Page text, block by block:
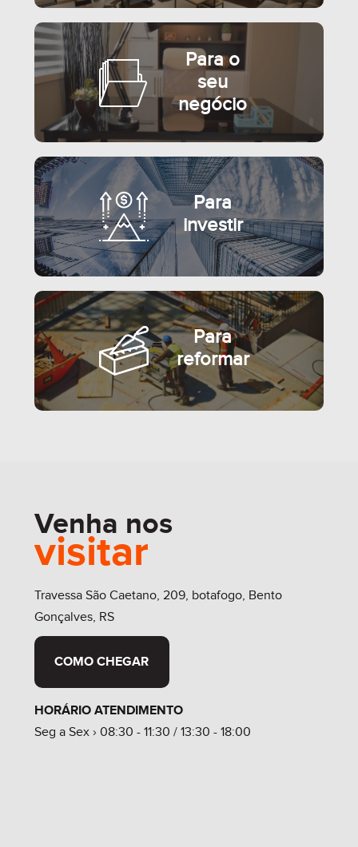
Para o
seu
negócio
Para
investir
Para
reformar
Venha nos
visitar
Travessa São Caetano, 209, botafogo, Bento
Gonçalves, RS
COMO CHEGAR
HORÁRIO ATENDIMENTO
Seg a Sex › 08:30 - 11:30 / 13:30 - 18:00